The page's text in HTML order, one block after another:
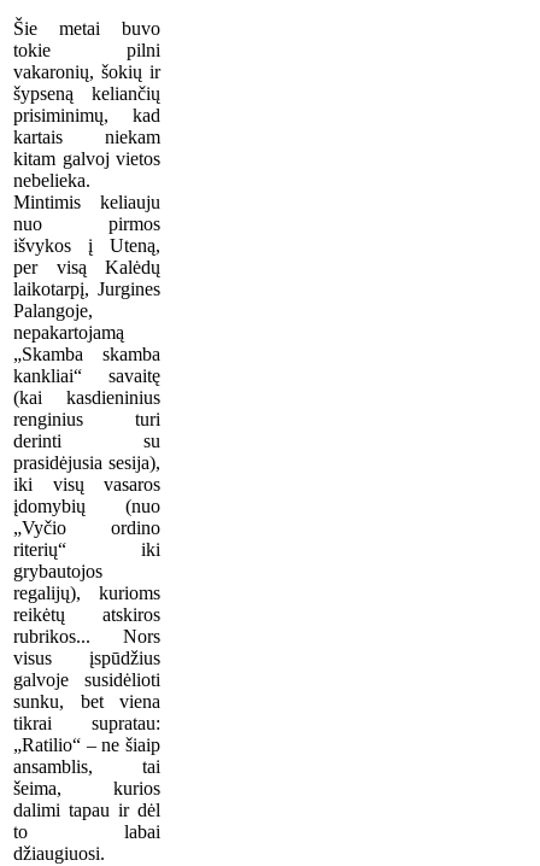
Šie metai buvo
tokie pilni
vakaronių, šokių ir
šypseną keliančių
prisiminimų, kad
kartais niekam
kitam galvoj vietos
nebelieka.
Mintimis keliauju
nuo pirmos
išvykos į Uteną,
per visą Kalėdų
laikotarpį, Jurgines
Palangoje,
nepakartojamą
„Skamba skamba
kankliai“ savaitę
(kai kasdieninius
renginius turi
derinti su
prasidėjusia sesija),
iki visų vasaros
įdomybių (nuo
„Vyčio ordino
riterių“ iki
grybautojos
regalijų), kurioms
reikėtų atskiros
rubrikos... Nors
visus įspūdžius
galvoje susidėlioti
sunku, bet viena
tikrai supratau:
„Ratilio“ – ne šiaip
ansamblis, tai
šeima, kurios
dalimi tapau ir dėl
to labai
džiaugiuosi.